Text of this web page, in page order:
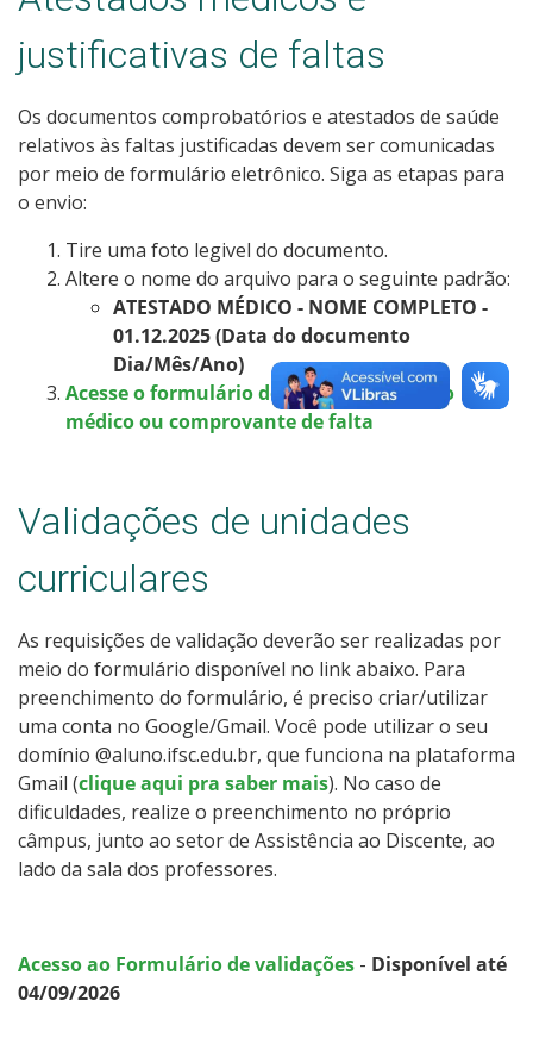
justificativas de faltas
Os documentos comprobatórios e atestados de saúde
relativos às faltas justificadas devem ser comunicadas
por meio de formulário eletrônico. Siga as etapas para
o envio:
Tire uma foto legivel do documento.
Altere o nome do arquivo para o seguinte padrão:
ATESTADO MÉDICO - NOME COMPLETO -
01.12.2025 (Data do documento
Dia/Mês/Ano)
Acesse o formulário de envio de atestado
médico ou comprovante de falta
Validações de unidades
curriculares
As requisições de validação deverão ser realizadas por
meio do formulário disponível no link abaixo. Para
preenchimento do formulário, é preciso criar/utilizar
uma conta no Google/Gmail. Você pode utilizar o seu
domínio @aluno.ifsc.edu.br, que funciona na plataforma
Gmail (clique aqui pra saber mais). No caso de
dificuldades, realize o preenchimento no próprio
câmpus, junto ao setor de Assistência ao Discente, ao
lado da sala dos professores.
Acesso ao Formulário de validações - Disponível até
04/09/2026